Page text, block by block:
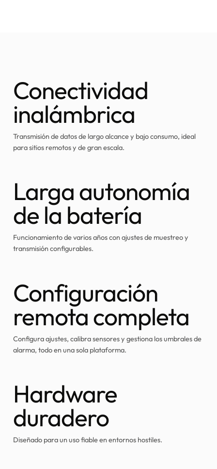
Conectividad
inalámbrica
Transmisión de datos de largo alcance y bajo consumo, ideal
para sitios remotos y de gran escala.
Larga autonomía
de la batería
Funcionamiento de varios años con ajustes de muestreo y
transmisión configurables.
Configuración
remota completa
Configura ajustes, calibra sensores y gestiona los umbrales de
alarma, todo en una sola plataforma.
Hardware
duradero
Diseñado para un uso fiable en entornos hostiles.